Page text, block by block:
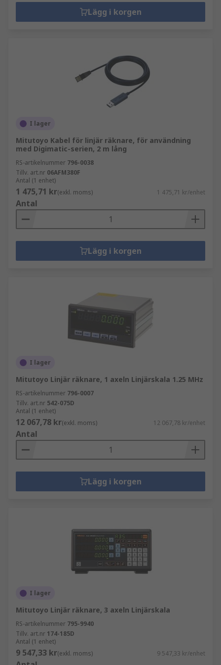
Lägg i korgen
I lager
Mitutoyo Kabel för linjär räknare, för användning
med Digimatic-serien, 2 m lång
RS-artikelnummer 796-0038
Tillv. art.nr 06AFM380F
Antal (1 enhet)
1 475,71 kr(exkl. moms) 1 475,71 kr/enhet
Antal
Lägg i korgen
I lager
Mitutoyo Linjär räknare, 1 axeln Linjärskala 1.25 MHz
RS-artikelnummer 796-0007
Tillv. art.nr 542-075D
Antal (1 enhet)
12 067,78 kr(exkl. moms) 12 067,78 kr/enhet
Antal
Lägg i korgen
I lager
Mitutoyo Linjär räknare, 3 axeln Linjärskala
RS-artikelnummer 795-9940
Tillv. art.nr 174-185D
Antal (1 enhet)
9 547,33 kr(exkl. moms) 9 547,33 kr/enhet